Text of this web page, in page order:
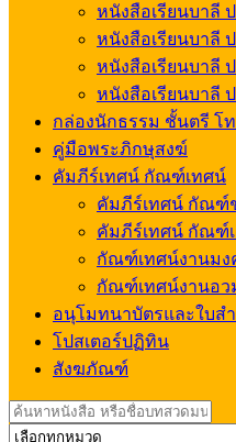
หนังสือเรียนบาลี
หนังสือเรียนบาลี
หนังสือเรียนบาลี
หนังสือเรียนบาลี
กล่องนักธรรม ชั้นตรี โท
คู่มือพระภิกษุสงฆ์
คัมภีร์เทศน์ กัณฑ์เทศน์
คัมภีร์เทศน์ กัณฑ์
คัมภีร์เทศน์ กัณฑ์เ
กัณฑ์เทศน์งานมง
กัณฑ์เทศน์งานอว
อนุโมทนาบัตรและใบส
โปสเตอร์ปฏิทิน
สังฆภัณฑ์
Search
for: